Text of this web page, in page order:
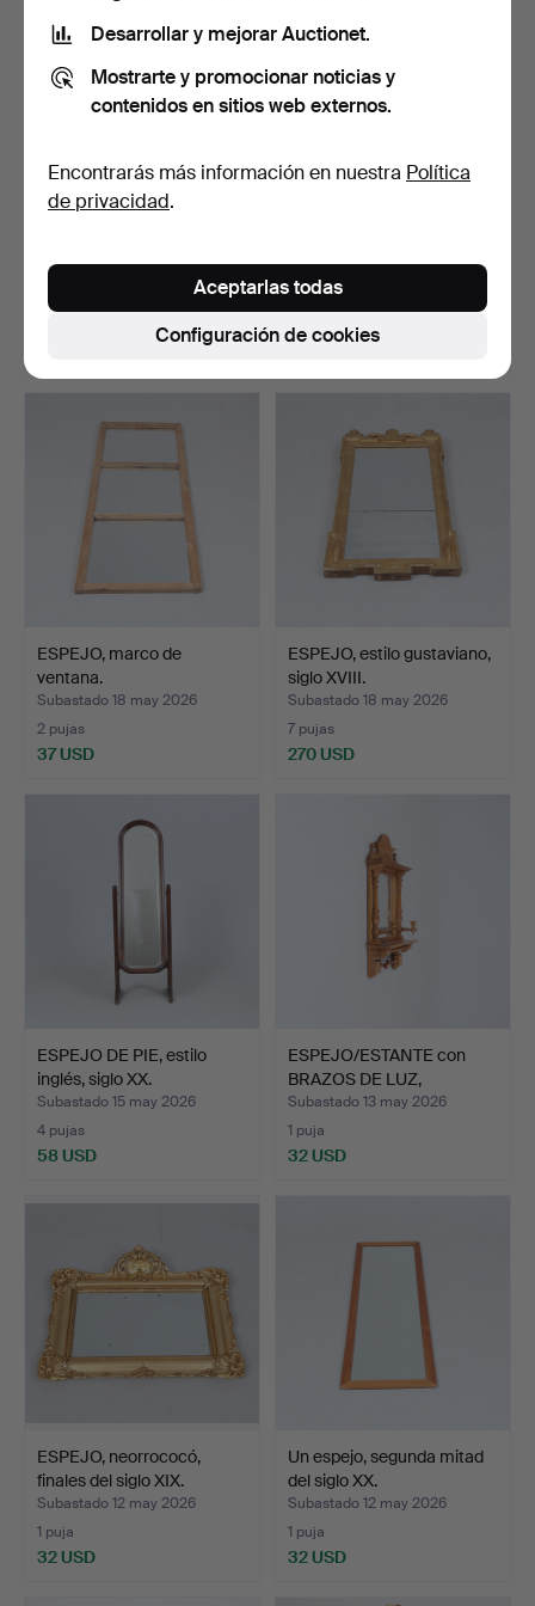
siglo XX.
Subastado 22 may 2026
de 1930/40.
Subastado 22 may 2026
1 puja
ESPEJO, marco de
ventana.
Subastado 18 may 2026
2 pujas
37 USD
ESPEJO, estilo gustaviano,
siglo XVIII.
Subastado 18 may 2026
7 pujas
270 USD
ESPEJO DE PIE, estilo
inglés, siglo XX.
Subastado 15 may 2026
4 pujas
58 USD
ESPEJO/ESTANTE con
BRAZOS DE LUZ,
neorrena…
Subastado 13 may 2026
1 puja
32 USD
ESPEJO, neorrococó,
finales del siglo XIX.
Subastado 12 may 2026
1 puja
32 USD
Un espejo, segunda mitad
del siglo XX.
Subastado 12 may 2026
1 puja
32 USD
Desarrollar y mejorar Auctionet.
Mostrarte y promocionar noticias y
contenidos en sitios web externos.
Encontrarás más información en nuestra Política
de privacidad.
Configuración de cookies
Aceptarlas todas